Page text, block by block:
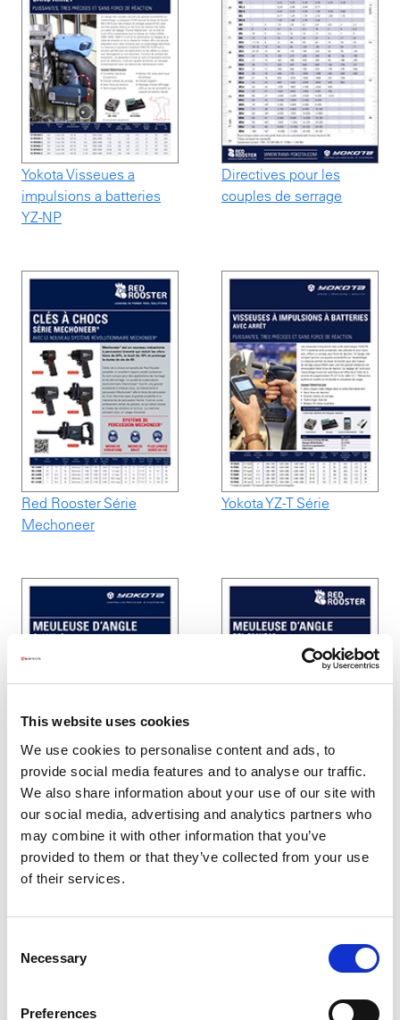
This website uses cookies
We use cookies to personalise content and ads, to
provide social media features and to analyse our traffic.
We also share information about your use of our site with
our social media, advertising and analytics partners who
may combine it with other information that you’ve
provided to them or that they’ve collected from your use
of their services.
Selection
Necessary
Preferences
Yokota Visseues a
impulsions a batteries
YZ-NP
Directives pour les
couples de serrage
Red Rooster Série
Mechoneer
Yokota YZ-T Série
Yokota G400HL-S
Meuleuse d'angle
Red Rooster Meuleuse
d’angle RRI-G70HP25